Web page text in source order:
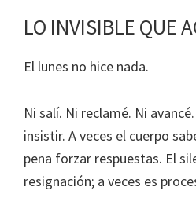
LO INVISIBLE QUE
El lunes no hice nada.
Ni salí. Ni reclamé. Ni
insistir. A veces el cuerpo
pena forzar respuestas. El
resignación; a veces es